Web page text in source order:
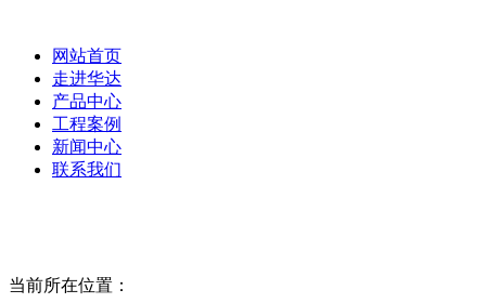
网站首页
走进华达
产品中心
工程案例
新闻中心
联系我们
当前所在位置：